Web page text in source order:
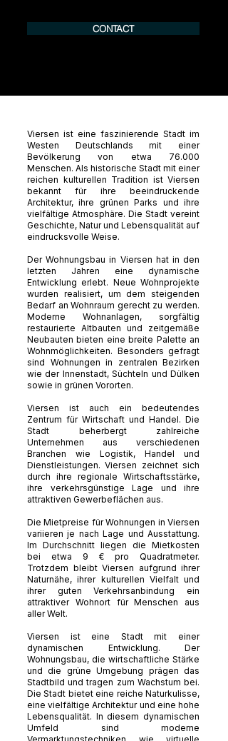
CONTACT
Viersen ist eine faszinierende Stadt im
Westen Deutschlands mit einer
Bevölkerung von etwa 76.000
Menschen. Als historische Stadt mit einer
reichen kulturellen Tradition ist Viersen
bekannt für ihre beeindruckende
Architektur, ihre grünen Parks und ihre
vielfältige Atmosphäre. Die Stadt vereint
Geschichte, Natur und Lebensqualität auf
eindrucksvolle Weise.
Der Wohnungsbau in Viersen hat in den
letzten Jahren eine dynamische
Entwicklung erlebt. Neue Wohnprojekte
wurden realisiert, um dem steigenden
Bedarf an Wohnraum gerecht zu werden.
Moderne Wohnanlagen, sorgfältig
restaurierte Altbauten und zeitgemäße
Neubauten bieten eine breite Palette an
Wohnmöglichkeiten. Besonders gefragt
sind Wohnungen in zentralen Bezirken
wie der Innenstadt, Süchteln und Dülken
sowie in grünen Vororten.
Viersen ist auch ein bedeutendes
Zentrum für Wirtschaft und Handel. Die
Stadt beherbergt zahlreiche
Unternehmen aus verschiedenen
Branchen wie Logistik, Handel und
Dienstleistungen. Viersen zeichnet sich
durch ihre regionale Wirtschaftsstärke,
ihre verkehrsgünstige Lage und ihre
attraktiven Gewerbeflächen aus.
Die Mietpreise für Wohnungen in Viersen
variieren je nach Lage und Ausstattung.
Im Durchschnitt liegen die Mietkosten
bei etwa 9 € pro Quadratmeter.
Trotzdem bleibt Viersen aufgrund ihrer
Naturnähe, ihrer kulturellen Vielfalt und
ihrer guten Verkehrsanbindung ein
attraktiver Wohnort für Menschen aus
aller Welt.
Viersen ist eine Stadt mit einer
dynamischen Entwicklung. Der
Wohnungsbau, die wirtschaftliche Stärke
und die grüne Umgebung prägen das
Stadtbild und tragen zum Wachstum bei.
Die Stadt bietet eine reiche Naturkulisse,
eine vielfältige Architektur und eine hohe
Lebensqualität. In diesem dynamischen
Umfeld sind moderne